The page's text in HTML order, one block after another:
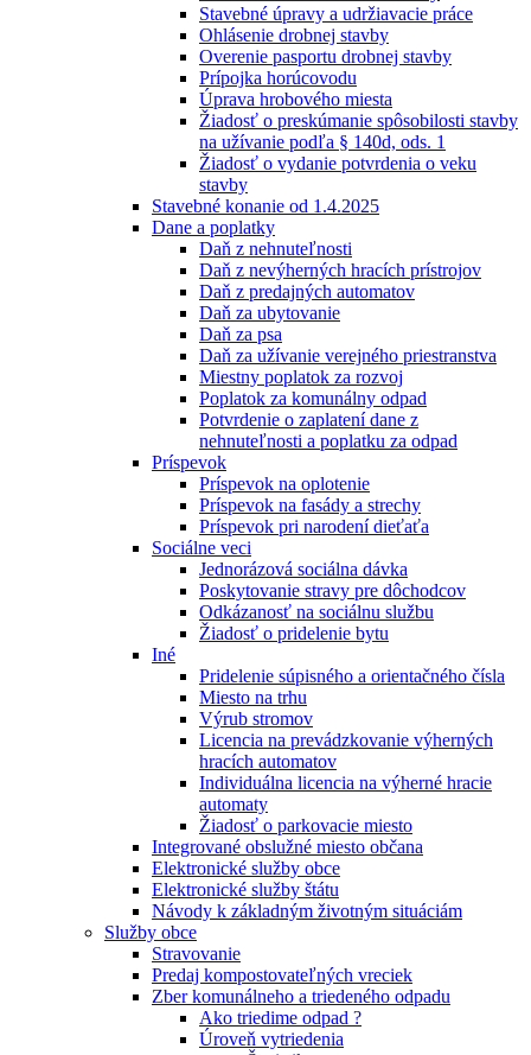
Stavebné úpravy a udržiavacie práce
Ohlásenie drobnej stavby
Overenie pasportu drobnej stavby
Prípojka horúcovodu
Úprava hrobového miesta
Žiadosť o preskúmanie spôsobilosti stavby
na užívanie podľa § 140d, ods. 1
Žiadosť o vydanie potvrdenia o veku
stavby
Stavebné konanie od 1.4.2025
Dane a poplatky
Daň z nehnuteľnosti
Daň z nevýherných hracích prístrojov
Daň z predajných automatov
Daň za ubytovanie
Daň za psa
Daň za užívanie verejného priestranstva
Miestny poplatok za rozvoj
Poplatok za komunálny odpad
Potvrdenie o zaplatení dane z
nehnuteľnosti a poplatku za odpad
Príspevok
Príspevok na oplotenie
Príspevok na fasády a strechy
Príspevok pri narodení dieťaťa
Sociálne veci
Jednorázová sociálna dávka
Poskytovanie stravy pre dôchodcov
Odkázanosť na sociálnu službu
Žiadosť o pridelenie bytu
Iné
Pridelenie súpisného a orientačného čísla
Miesto na trhu
Výrub stromov
Licencia na prevádzkovanie výherných
hracích automatov
Individuálna licencia na výherné hracie
automaty
Žiadosť o parkovacie miesto
Integrované obslužné miesto občana
Elektronické služby obce
Elektronické služby štátu
Návody k základným životným situáciám
Služby obce
Stravovanie
Predaj kompostovateľných vreciek
Zber komunálneho a triedeného odpadu
Ako triedime odpad ?
Úroveň vytriedenia